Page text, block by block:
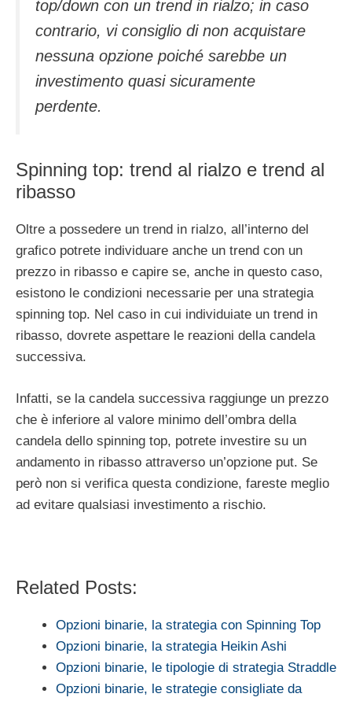
top/down con un trend in rialzo; in caso
contrario, vi consiglio di non acquistare
nessuna opzione poiché sarebbe un
investimento quasi sicuramente
perdente.
Spinning top: trend al rialzo e trend al
ribasso
Oltre a possedere un trend in rialzo, all’interno del
grafico potrete individuare anche un trend con un
prezzo in ribasso e capire se, anche in questo caso,
esistono le condizioni necessarie per una strategia
spinning top. Nel caso in cui individuiate un trend in
ribasso, dovrete aspettare le reazioni della candela
successiva.
Infatti, se la candela successiva raggiunge un prezzo
che è inferiore al valore minimo dell’ombra della
candela dello spinning top, potrete investire su un
andamento in ribasso attraverso un’opzione put. Se
però non si verifica questa condizione, fareste meglio
ad evitare qualsiasi investimento a rischio.
Related Posts:
Opzioni binarie, la strategia con Spinning Top
Opzioni binarie, la strategia Heikin Ashi
Opzioni binarie, le tipologie di strategia Straddle
Opzioni binarie, le strategie consigliate da